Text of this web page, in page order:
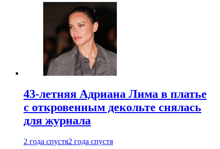
43-летняя Адриана Лима в платье
с откровенным декольте снялась
для журнала
2 года спустя2 года спустя